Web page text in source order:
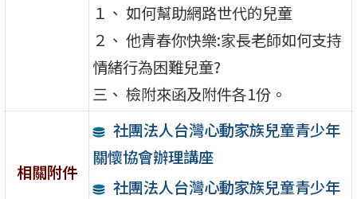
１、 如何幫助網路世代的兒童
２、 他青春你快樂:家長老師如何支持
情緒行為困難兒童?
三、 檢附來函及附件各1份。
相關附件
社團法人台灣心動家族兒童青少年
關懷協會辦理講座
社團法人台灣心動家族兒童青少年